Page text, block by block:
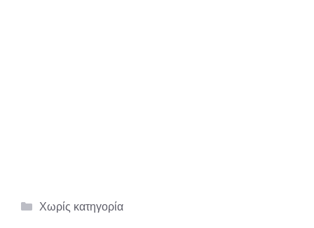
Κατηγορίες
Χωρίς κατηγορία